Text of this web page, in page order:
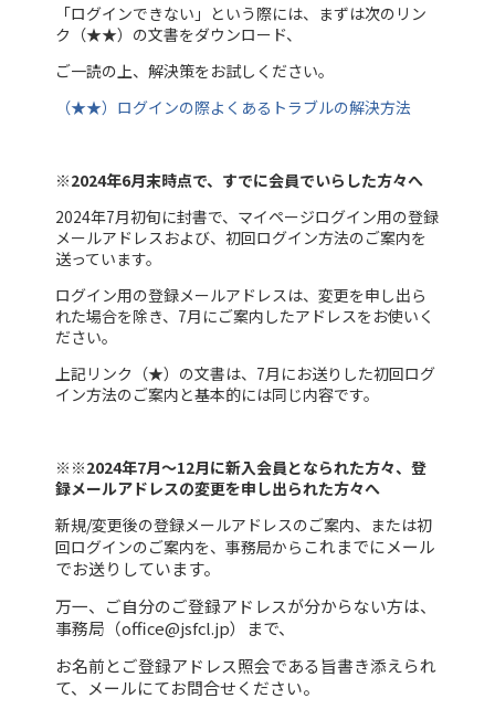
「ログインできない」という際には、まずは次のリン
ク（★★）の文書をダウンロード、
ご一読の上、解決策をお試しください。
（★★）ログインの際よくあるトラブルの解決方法
※2024年6月末時点で、すでに会員でいらした方々へ
2024年7月初旬に封書で、マイページログイン用の登録
メールアドレスおよび、初回ログイン方法のご案内を
送っています。
ログイン用の登録メールアドレスは、変更を申し出ら
れた場合を除き、7月にご案内したアドレスをお使いく
ださい。
上記リンク（★）の文書は、7月にお送りした初回ログ
イン方法のご案内と基本的には同じ内容です。
※※2024年7月～12月に新入会員となられた方々、登
録メールアドレスの変更を申し出られた方々へ
新規/変更後の登録メールアドレスのご案内、または初
回ログインのご案内を、事務局から これまでにメール
でお送りしています。
万一、ご自分のご登録アドレスが分からない方は、
事務局（office@jsfcl.jp）まで、
お名前とご登録アドレス照会である旨書き添えられ
て、メールにてお問合せください。